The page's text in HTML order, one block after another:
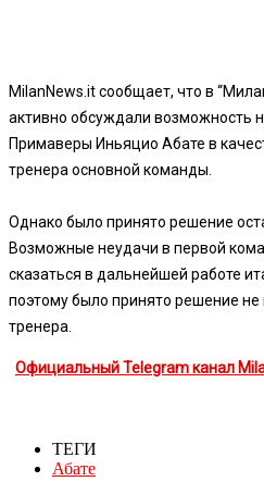
MilanNews.it сообщает, что в
активно обсуждали возможность
Примаверы Иньяцио Абате в
тренера основной команды.
Однако было принято решение
Возможные неудачи в первой
сказаться в дальнейшей работе
поэтому было принято решение не
тренера.
Официальный Telegram канал
ТЕГИ
Абате